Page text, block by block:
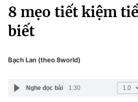
Chuyên mục
Chính trị
Pháp luật
Kinh tế
Thể thao
Truyền hình
Y tế
Công nghệ
8 mẹo tiết kiệm
biết
Bạch Lan (theo 8world)
Nghe đọc bài 1:30